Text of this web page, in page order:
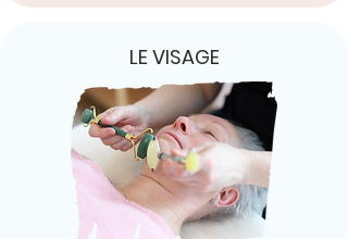
LE VISAGE